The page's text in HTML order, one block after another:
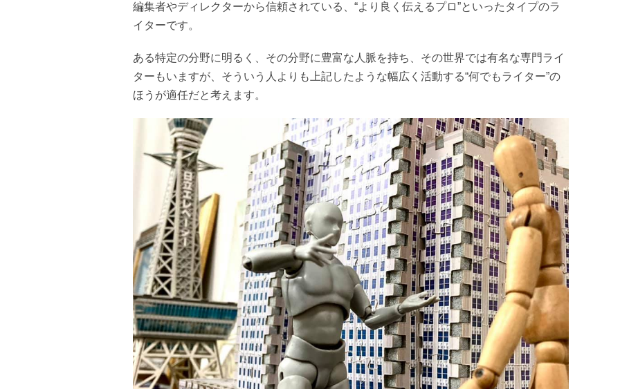
編集者やディレクターから信頼されている、“より良く伝えるプロ”といったタイプのラ
イターです。
ある特定の分野に明るく、その分野に豊富な人脈を持ち、その世界では有名な専門ライ
ターもいますが、そういう人よりも上記したような幅広く活動する“何でもライター”の
ほうが適任だと考えます。